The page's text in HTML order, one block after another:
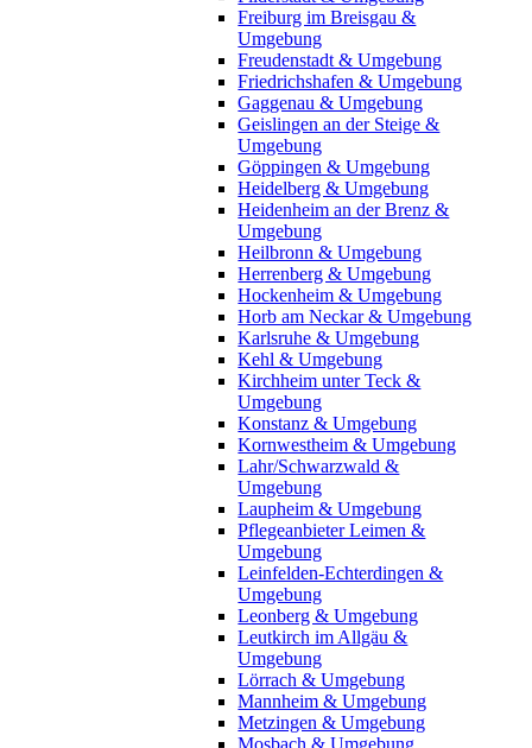
Freiburg im Breisgau &
Umgebung
Freudenstadt & Umgebung
Friedrichshafen & Umgebung
Gaggenau & Umgebung
Geislingen an der Steige &
Umgebung
Göppingen & Umgebung
Heidelberg & Umgebung
Heidenheim an der Brenz &
Umgebung
Heilbronn & Umgebung
Herrenberg & Umgebung
Hockenheim & Umgebung
Horb am Neckar & Umgebung
Karlsruhe & Umgebung
Kehl & Umgebung
Kirchheim unter Teck &
Umgebung
Konstanz & Umgebung
Kornwestheim & Umgebung
Lahr/Schwarzwald &
Umgebung
Laupheim & Umgebung
Pflegeanbieter Leimen &
Umgebung
Leinfelden-Echterdingen &
Umgebung
Leonberg & Umgebung
Leutkirch im Allgäu &
Umgebung
Lörrach & Umgebung
Mannheim & Umgebung
Metzingen & Umgebung
Mosbach & Umgebung